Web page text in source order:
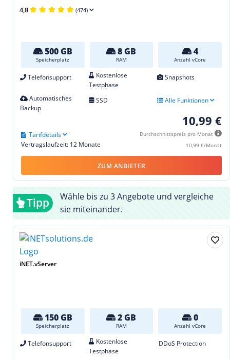
4,8 (474)
500 GB
Speicherplatz
8 GB
RAM
4
Anzahl vCore
Telefonsupport
Kostenlose
Testphase
Snapshots
Automatisches
Backup
SSD Alle Funktionen
10,99 €
Durchschnittspreis pro Monat
10,99 €/Monat
Vertragslaufzeit: 12 Monate
Tarifdetails
ZUM ANBIETER
Tipp
Wähle bis zu 3 Angebote und vergleiche
sie miteinander.
iNET.vServer
150 GB
Speicherplatz
2 GB
RAM
0
Anzahl vCore
Telefonsupport
Kostenlose
Testphase
DDoS Protection